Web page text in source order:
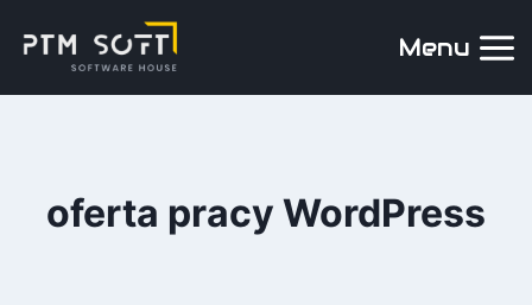
Menu
oferta pracy WordPress